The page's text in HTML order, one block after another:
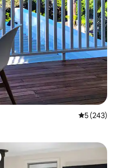
Évaluation
5 (243)